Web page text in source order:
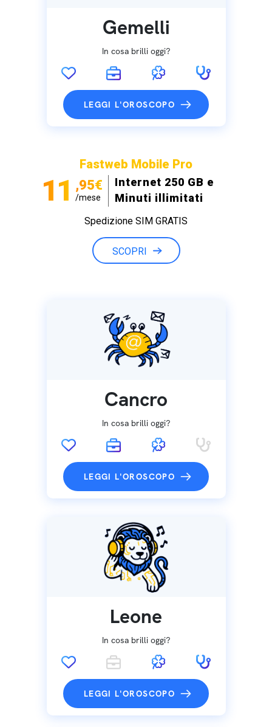
Gemelli
In cosa brilli oggi?
LEGGI L'OROSCOPO
Fastweb Mobile Pro
11 ,95€
/mese
Internet 250 GB e
Minuti illimitati
Spedizione SIM GRATIS
SCOPRI
Cancro
In cosa brilli oggi?
LEGGI L'OROSCOPO
Leone
In cosa brilli oggi?
LEGGI L'OROSCOPO